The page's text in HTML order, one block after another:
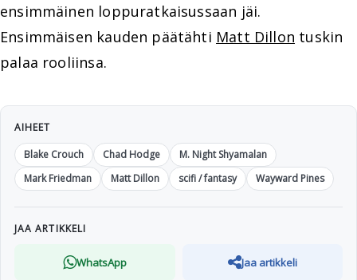
ensimmäinen loppuratkaisussaan jäi.
Ensimmäisen kauden päätähti Matt Dillon tuskin
palaa rooliinsa.
AIHEET
Blake Crouch
Chad Hodge
M. Night Shyamalan
Mark Friedman
Matt Dillon scifi / fantasy Wayward Pines
JAA ARTIKKELI
WhatsApp Jaa artikkeli